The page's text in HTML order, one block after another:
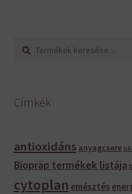
Keresés
Keresés
Címkék
antioxidáns anyagcsere
Biopräp termékek listája
cytoplan emésztés